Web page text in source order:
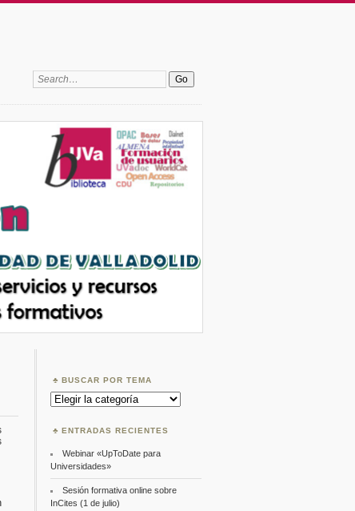
Search:
en
Formaciones
BUSCAR POR TEMA
Buscar
por
ENTRADAS RECIENTES
Webinar «UpToDate para
Universidades»
Sesión formativa online sobre
InCites (1 de julio)